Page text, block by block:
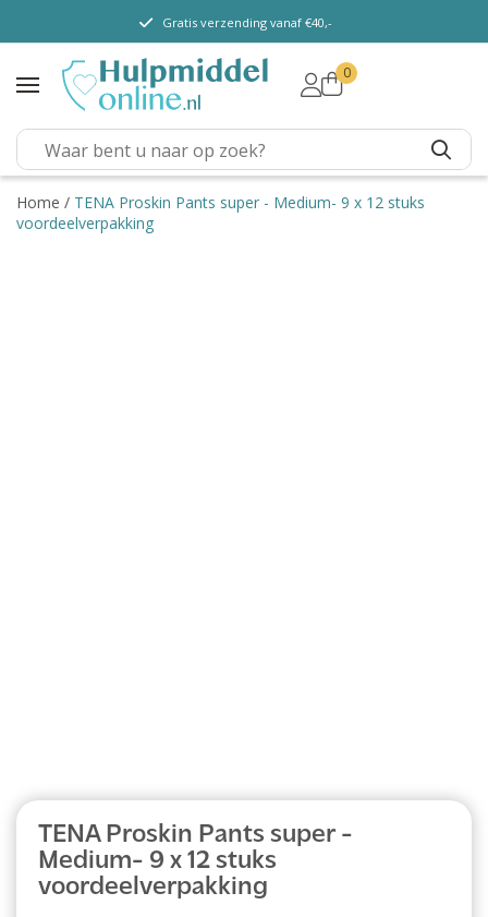
TENA Lady
TENA Men
TENA Pants (m/v)
TENA Flex
TENA Slip
Gratis verzending vanaf €40,-
0
Home / TENA Proskin Pants super - Medium- 9 x 12 stuks
voordeelverpakking
TENA Proskin Pants super -
Medium- 9 x 12 stuks
voordeelverpakking